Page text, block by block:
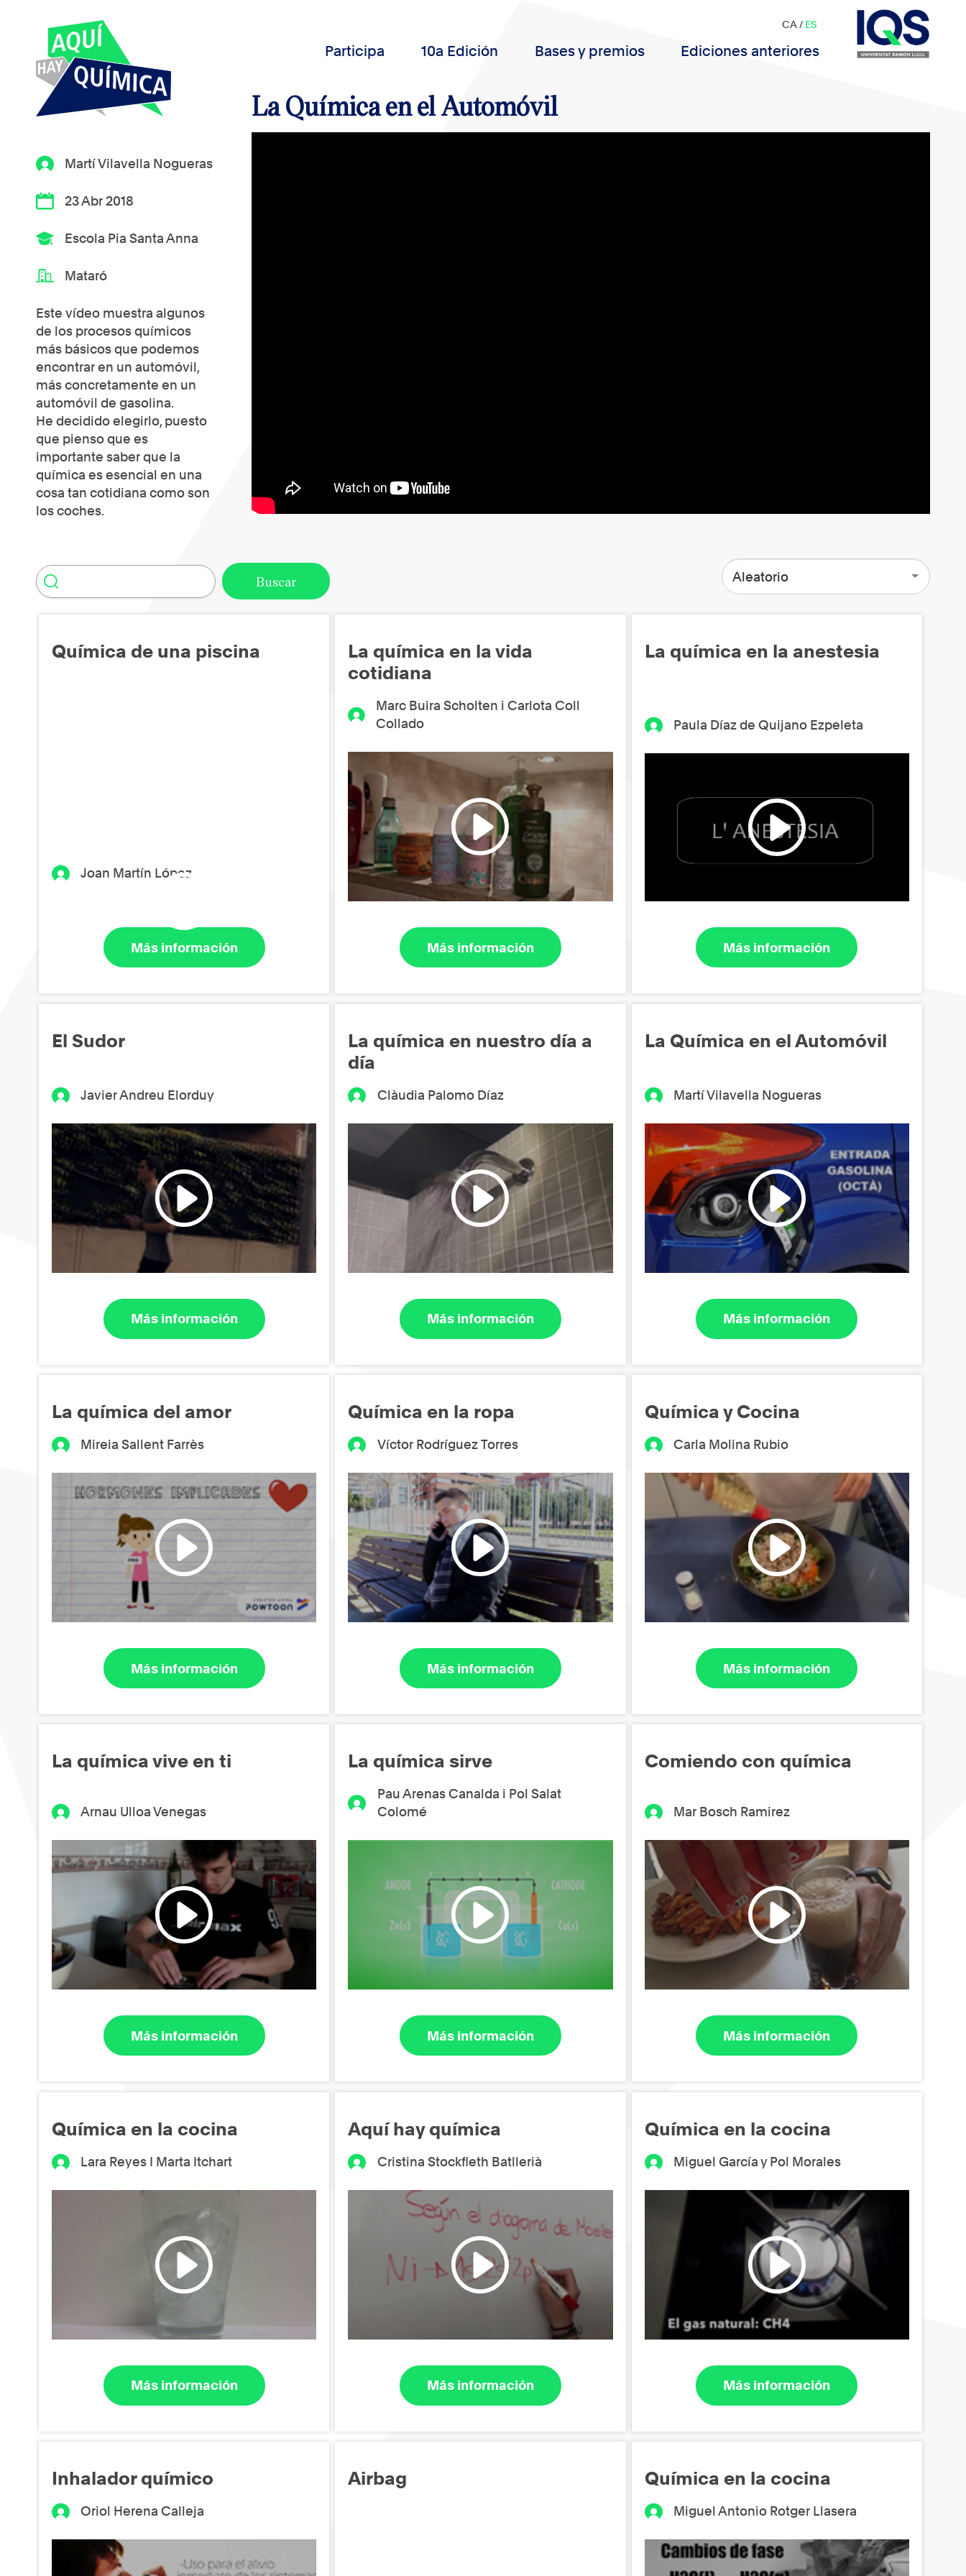
Participa 10a Edición Bases y premios Ediciones anteriores
CA/ ES
Martí Vilavella Nogueras
23 Abr 2018
Escola Pia Santa Anna
Mataró
Este vídeo muestra algunos
de los procesos químicos
más básicos que podemos
encontrar en un automóvil,
más concretamente en un
automóvil de gasolina.
He decidido elegirlo, puesto
que pienso que es
importante saber que la
química es esencial en una
cosa tan cotidiana como son
los coches.
La Química en el Automóvil
Aleatorio
Química de una piscina
Joan Martín López
Más información
La química en la vida
cotidiana
Marc Buira Scholten i Carlota Coll
Collado
Más información
La química en la anestesia
Paula Díaz de Quijano Ezpeleta
Más información
El Sudor
Javier Andreu Elorduy
Más información
La química en nuestro día a
día
Clàudia Palomo Díaz
Más información
La Química en el Automóvil
Martí Vilavella Nogueras
Más información
La química del amor
Mireia Sallent Farrès
Más información
Química en la ropa
Víctor Rodríguez Torres
Más información
Química y Cocina
Carla Molina Rubio
Más información
La química vive en ti
Arnau Ulloa Venegas
Más información
La química sirve
Pau Arenas Canalda i Pol Salat
Colomé
Más información
Comiendo con química
Mar Bosch Ramirez
Más información
Química en la cocina
Lara Reyes I Marta Itchart
Más información
Aquí hay química
Cristina Stockfleth Batllerià
Más información
Química en la cocina
Miguel García y Pol Morales
Más información
Inhalador químico
Oriol Herena Calleja
Airbag Química en la cocina
Miguel Antonio Rotger Llasera